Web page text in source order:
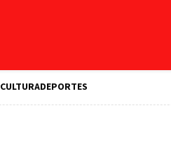
CULTURADEPORTES